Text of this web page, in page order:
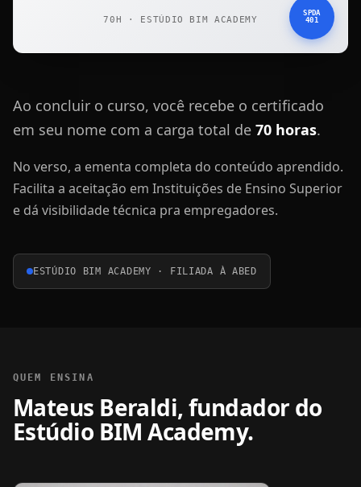
70H · ESTÚDIO BIM ACADEMY
SPDA
401
Ao concluir o curso, você recebe o certificado
em seu nome com a carga total de 70 horas.
No verso, a ementa completa do conteúdo aprendido.
Facilita a aceitação em Instituições de Ensino Superior
e dá visibilidade técnica pra empregadores.
ESTÚDIO BIM ACADEMY · FILIADA À ABED
QUEM ENSINA
Mateus Beraldi, fundador do
Estúdio BIM Academy.